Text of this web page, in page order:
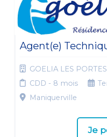
Agent(e)
GOELIA LES
CDD - 8 mois
Maniquerville
Je